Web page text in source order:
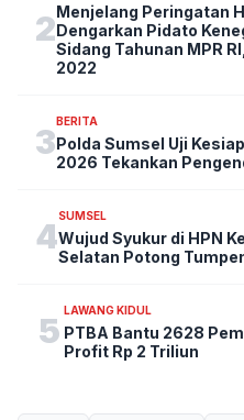
2Menjelang Peringatan
Dengarkan Pidato
Sidang Tahunan MPR
2022
3
BERITA
Polda Sumsel Uji
2026 Tekankan
4
SUMSEL
Wujud Syukur di HPN
Selatan Potong
5
LAWANG KIDUL
PTBA Bantu 2628
Profit Rp 2 Triliun